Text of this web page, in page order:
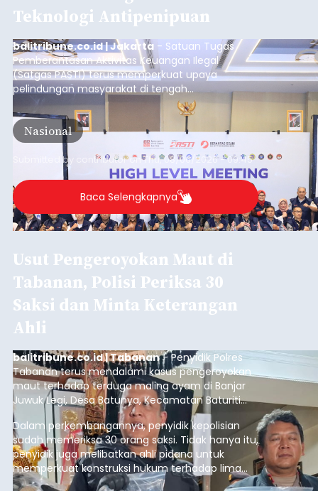
Teknologi Antipenipuan
balitribune.co.id | Jakarta - Satuan Tugas
Pemberantasan Aktivitas Keuangan Ilegal
(Satgas PASTI) terus memperkuat upaya
pelindungan masyarakat di tengah
meningkatnya ancaman penipuan digital yang
semakin kompleks.
Nasional
Submitted by contributoronThu, 08/06/2026 - 09:45
Baca Selengkapnya
Usut Pengeroyokan Maut di
Tabanan, Polisi Periksa 30
Saksi dan Minta Keterangan
Ahli
balitribune.co.id | Tabanan- Penyidik Polres
Tabanan terus mendalami kasus pengeroyokan
maut terhadap terduga maling ayam di Banjar
Juwuk Legi, Desa Batunya, Kecamatan Baturiti
yang terjadi beberapa waktu lalu.
Dalam perkembangannya, penyidik kepolisian
sudah memeriksa 30 orang saksi. Tidak hanya itu,
penyidik juga melibatkan ahli pidana untuk
memperkuat konstruksi hukum terhadap lima
orang tersangka yang saat ini ditahan.